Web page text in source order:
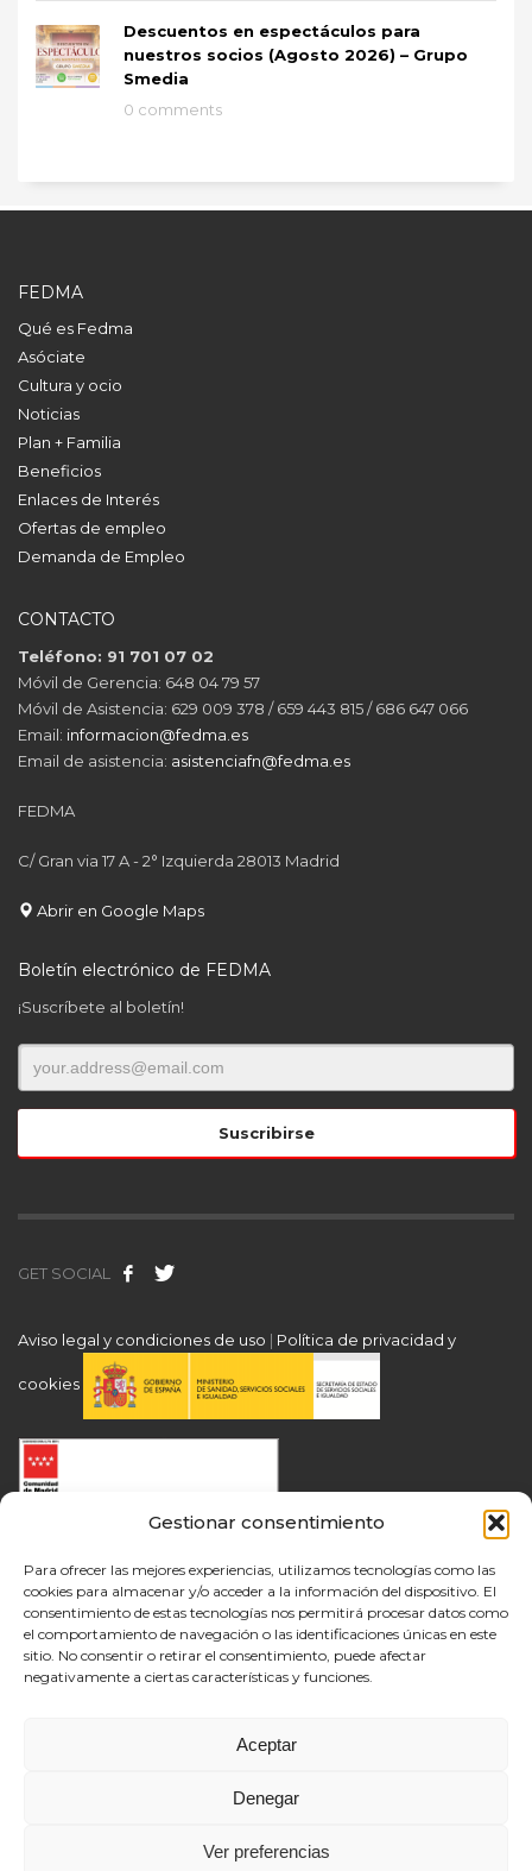
Gestionar consentimiento
Para ofrecer las mejores experiencias, utilizamos tecnologías como las
cookies para almacenar y/o acceder a la información del dispositivo. El
consentimiento de estas tecnologías nos permitirá procesar datos como
el comportamiento de navegación o las identificaciones únicas en este
sitio. No consentir o retirar el consentimiento, puede afectar
negativamente a ciertas características y funciones.
Aceptar
Denegar
Ver preferencias
Descuentos en espectáculos para
nuestros socios (Agosto 2026) – Grupo
Smedia
0 comments
FEDMA
Qué es Fedma
Asóciate
Cultura y ocio
Noticias
Plan + Familia
Beneficios
Enlaces de Interés
Ofertas de empleo
Demanda de Empleo
CONTACTO
Teléfono: 91 701 07 02
Móvil de Gerencia: 648 04 79 57
Móvil de Asistencia: 629 009 378 / 659 443 815 / 686 647 066
Email: informacion@fedma.es
Email de asistencia: asistenciafn@fedma.es
FEDMA
C/ Gran via 17 A - 2° Izquierda 28013 Madrid
Abrir en Google Maps
Boletín electrónico de FEDMA
¡Suscríbete al boletín!
GET SOCIAL
Aviso legal y condiciones de uso | Política de privacidad y
cookies